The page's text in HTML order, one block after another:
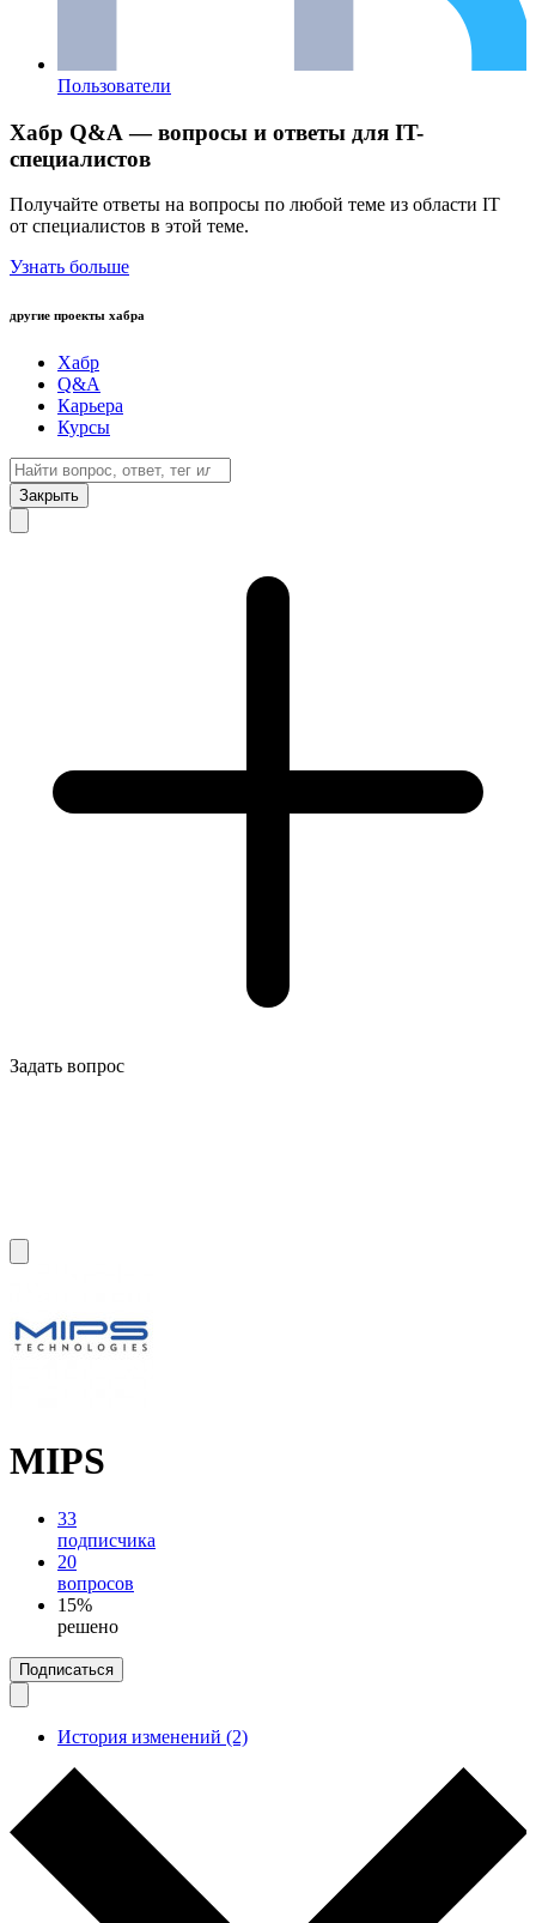
Пользователи
Хабр Q&A — вопросы и ответы для IT-
специалистов
Получайте ответы на вопросы по любой теме из области IT
от специалистов в этой теме.
Узнать больше
другие проекты хабра
Хабр
Q&A
Карьера
Курсы
Закрыть
Задать вопрос
MIPS
33
подписчика
20
вопросов
15%
решено
Подписаться
История изменений (2)